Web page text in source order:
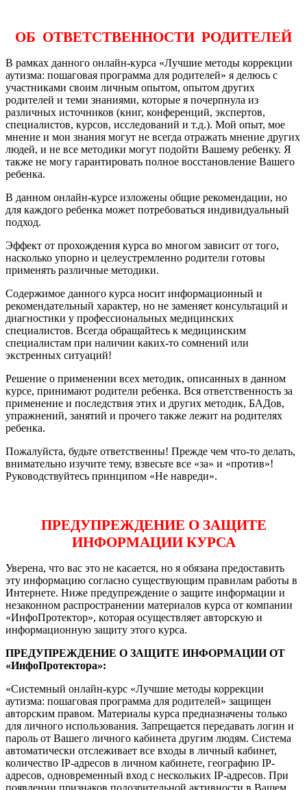
ОБ ОТВЕТСТВЕННОСТИ РОДИТЕЛЕЙ
В рамках данного онлайн-курса «Лучшие методы коррекции
аутизма: пошаговая программа для родителей» я делюсь с
участниками своим личным опытом, опытом других
родителей и теми знаниями, которые я почерпнула из
различных источников (книг, конференций, экспертов,
специалистов, курсов, исследований и т.д.). Мой опыт, мое
мнение и мои знания могут не всегда отражать мнение других
людей, и не все методики могут подойти Вашему ребенку. Я
также не могу гарантировать полное восстановление Вашего
ребенка.
В данном онлайн-курсе изложены общие рекомендации, но
для каждого ребенка может потребоваться индивидуальный
подход.
Эффект от прохождения курса во многом зависит от того,
насколько упорно и целеустремленно родители готовы
применять различные методики.
Содержимое данного курса носит информационный и
рекомендательный характер, но не заменяет консультаций и
диагностики у профессиональных медицинских
специалистов. Всегда обращайтесь к медицинским
специалистам при наличии каких-то сомнений или
экстренных ситуаций!
Решение о применении всех методик, описанных в данном
курсе, принимают родители ребенка. Вся ответственность за
применение и последствия этих и других методик, БАДов,
упражнений, занятий и прочего также лежит на родителях
ребенка.
Пожалуйста, будьте ответственны! Прежде чем что-то делать,
внимательно изучите тему, взвесьте все «за» и «против»!
Руководствуйтесь принципом «Не навреди».
ПРЕДУПРЕЖДЕНИЕ О ЗАЩИТЕ
ИНФОРМАЦИИ КУРСА
Уверена, что вас это не касается, но я обязана предоставить
эту информацию согласно существующим правилам работы в
Интернете. Ниже предупреждение о защите информации и
незаконном распространении материалов курса от компании
«ИнфоПротектор», которая осуществляет авторскую и
информационную защиту этого курса.
ПРЕДУПРЕЖДЕНИЕ О ЗАЩИТЕ ИНФОРМАЦИИ ОТ
«ИнфоПротектора»:
«Системный онлайн-курс «Лучшие методы коррекции
аутизма: пошаговая программа для родителей» защищен
авторским правом. Материалы курса предназначены только
для личного использования. Запрещается передавать логин и
пароль от Вашего личного кабинета другим людям. Система
автоматически отслеживает все входы в личный кабинет,
количество IP-адресов в личном кабинете, географию IP-
адресов, одновременный вход с нескольких IP-адресов. При
появлении признаков подозрительной активности в Вашем